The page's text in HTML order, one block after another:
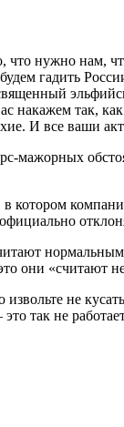
что нужно нам,
гадить
накажем так,
И все ваши
котором
они «считают
не
так не